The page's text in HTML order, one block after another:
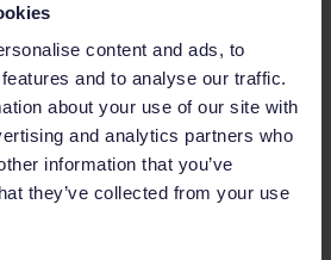
content and ads, to
and to analyse our traffic.
about your use of our site with
and analytics partners who
information that you’ve
they’ve collected from your use
le e-commerce
met l’accent sur la
et le marketing
Jill s’appuie sur son
de flux, en PPC et en
région DACH afin d’aider
se développer. Elle a à
des données produits